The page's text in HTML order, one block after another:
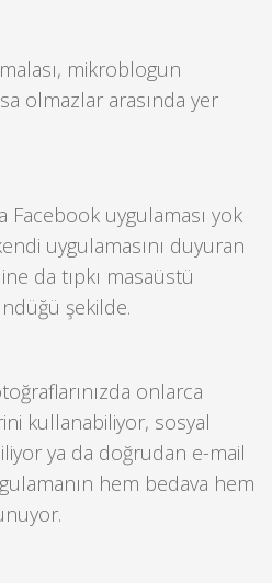
mikroblogun
olmazlar arasında yer
uygulaması yok
uygulamasını duyuran
da tıpkı masaüstü
şekilde.
onlarca
kullanabiliyor, sosyal
ya da doğrudan e-mail
hem bedava hem